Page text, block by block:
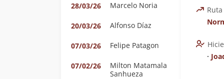
28/03/26
Marcelo Noria
20/03/26 Alfonso Díaz
07/03/26 Felipe Patagon
07/02/26
Milton Matamala
Sanhueza
Ruta
∙